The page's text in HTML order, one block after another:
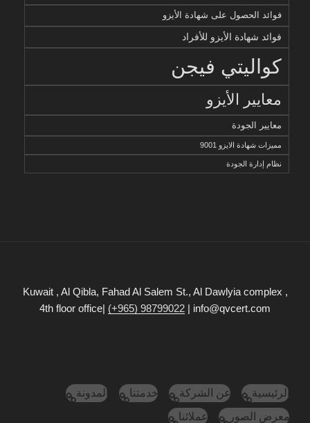
فوائد الحصول على شهادة الأيزو
فوائد شهادة الأيزو للأفراد
كواليتي فيجن
معايير الأيزو
معايير الجودة
مميزات شهادة الايزو 9001
نظام إدارة الجودة
Kuwait , Al Qibla, Fahad Al Salem St., Al Dawlyia complex ,
4th floor office| (+965) 98799022 | info@qvcert.com
الرئيسية عن الشركة خدمتنا
المدونة
معرض الصور
عملائنا